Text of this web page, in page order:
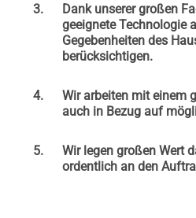
Dank unserer großen
geeignete Technologie
Gegebenheiten des
berücksichtigen.
Wir arbeiten mit einem
auch in Bezug auf
Wir legen großen Wert
ordentlich an den